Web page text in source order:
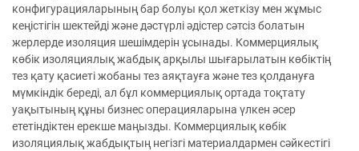
конфигурацияларының бар болуы қол жеткізу мен жұмыс
кеңістігін шектейді және дәстүрлі әдістер сәтсіз болатын
жерлерде изоляция шешімдерін ұсынады. Коммерциялық
көбік изоляциялық жабдық арқылы шығарылатын көбіктің
тез қату қасиеті жобаны тез аяқтауға және тез қолдануға
мүмкіндік береді, ал бұл коммерциялық ортада тоқтату
уақытының құны бизнес операцияларына үлкен әсер
ететіндіктен ерекше маңызды. Коммерциялық көбік
изоляциялық жабдықтың негізгі материалдармен сәйкестігі